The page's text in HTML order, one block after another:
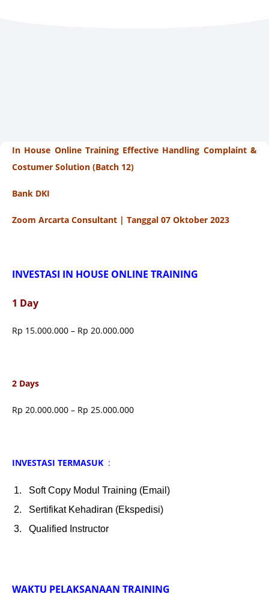
In House Online Training Effective Handling Complaint &
Costumer Solution (Batch 12)
Bank DKI
Zoom Arcarta Consultant | Tanggal 07 Oktober 2023
INVESTASI IN HOUSE ONLINE TRAINING
1 Day
Rp 15.000.000 – Rp 20.000.000
2 Days
Rp 20.000.000 – Rp 25.000.000
INVESTASI TERMASUK :
Soft Copy Modul Training (Email)
Sertifikat Kehadiran (Ekspedisi)
Qualified Instructor
WAKTU PELAKSANAAN TRAINING